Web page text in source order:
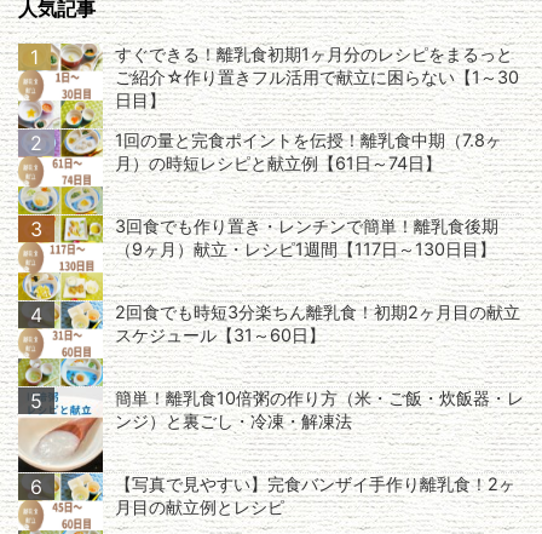
人気記事
1
すぐできる！離乳食初期1ヶ月分のレシピをまるっと
ご紹介☆作り置きフル活用で献立に困らない【1～30
日目】
2
1回の量と完食ポイントを伝授！離乳食中期（7.8ヶ
月）の時短レシピと献立例【61日～74日】
3
3回食でも作り置き・レンチンで簡単！離乳食後期
（9ヶ月）献立・レシピ1週間【117日～130日目】
4
2回食でも時短3分楽ちん離乳食！初期2ヶ月目の献立
スケジュール【31～60日】
5
簡単！離乳食10倍粥の作り方（米・ご飯・炊飯器・レ
ンジ）と裏ごし・冷凍・解凍法
6
【写真で見やすい】完食バンザイ手作り離乳食！2ヶ
月目の献立例とレシピ